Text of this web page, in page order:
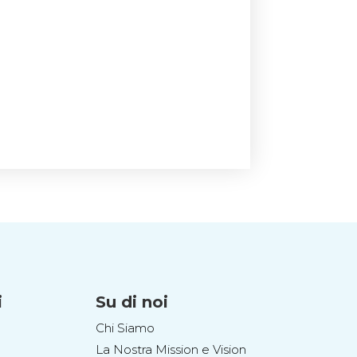
Su di noi
Chi Siamo
La Nostra Mission e Vision